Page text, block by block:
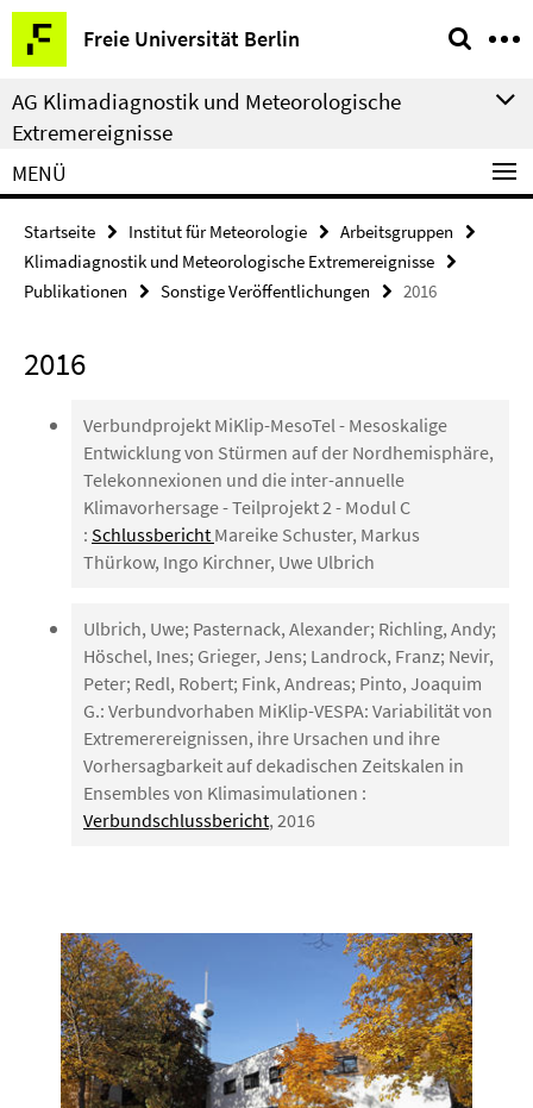
Springe
direkt
zu
Inhalt
Freie Universität Berlin
Service-
Navigation
AG Klimadiagnostik und Meteorologische
Extremereignisse
MENÜ
Startseite Institut für Meteorologie
Arbeitsgruppen
Klimadiagnostik und Meteorologische Extremereignisse
Publikationen
Sonstige Veröffentlichungen 2016
2016
Verbundprojekt MiKlip-MesoTel - Mesoskalige
Entwicklung von Stürmen auf der Nordhemisphäre,
Telekonnexionen und die inter-annuelle
Klimavorhersage - Teilprojekt 2 - Modul C
: Schlussbericht Mareike Schuster, Markus
Thürkow, Ingo Kirchner, Uwe Ulbrich
Ulbrich, Uwe; Pasternack, Alexander; Richling, Andy;
Höschel, Ines; Grieger, Jens; Landrock, Franz; Nevir,
Peter; Redl, Robert; Fink, Andreas; Pinto, Joaquim
G.: Verbundvorhaben MiKlip-VESPA: Variabilität von
Extremerereignissen, ihre Ursachen und ihre
Vorhersagbarkeit auf dekadischen Zeitskalen in
Ensembles von Klimasimulationen :
Verbundschlussbericht, 2016